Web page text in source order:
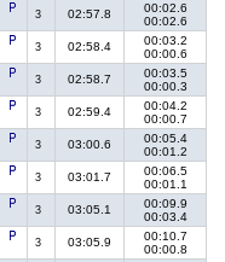
3 02:57.8
00:02.6
00:02.6
3 02:58.4
00:03.2
00:00.6
3 02:58.7
00:03.5
00:00.3
3 02:59.4
00:04.2
00:00.7
3 03:00.6
00:05.4
00:01.2
3 03:01.7
00:06.5
00:01.1
3 03:05.1
00:09.9
00:03.4
3 03:05.9
00:10.7
00:00.8